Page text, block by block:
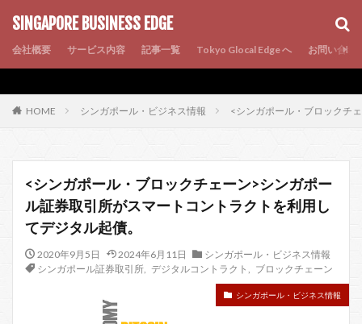
SINGAPORE BUSINESS EDGE
会社概要 サービス内容 記事一覧 Tokyo Glocal Edge へ お問い合わ
HOME シンガポール・ビジネス情報 <シンガポール・ブロックチ
<シンガポール・ブロックチェーン>シンガポー
ル証券取引所がスマートコントラクトを利用し
てデジタル起債。
2020年9月5日 2024年6月11日
シンガポール・ビジネス情報
シンガポール証券取引所, デジタルコントラクト ブロックチェーン
シンガポール・ビジネス情報
AMP SEO PWA